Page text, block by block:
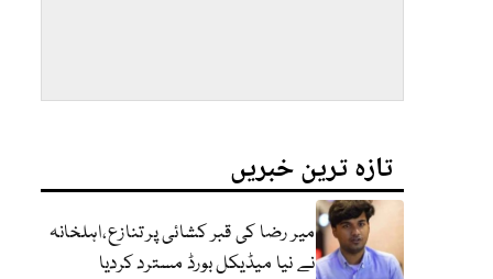
تازہ ترین خبریں
میر رضا کی قبر کشائی پر تنازع،اہلخانہ
نے نیا میڈیکل بورڈ مسترد کردیا